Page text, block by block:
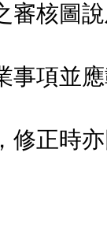
審核圖
事項並
修正時